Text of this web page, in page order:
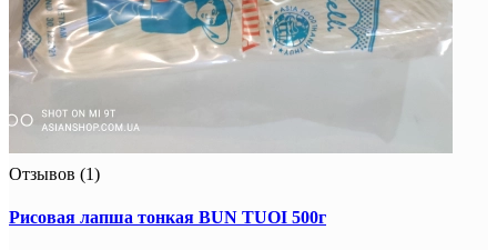
Отзывов (1)
Рисовая лапша тонкая BUN TUOI 500г